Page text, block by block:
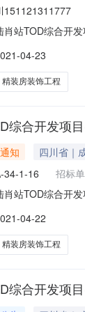
151121311777
肖站TOD综合开
限公司项目业主
04-23
精装房装饰工程
综合开发项
知
四川省｜
34-1-16 招标
肖站TOD综合开
都高新区陆肖轨
04-22
精装房装饰工程
综合开发项